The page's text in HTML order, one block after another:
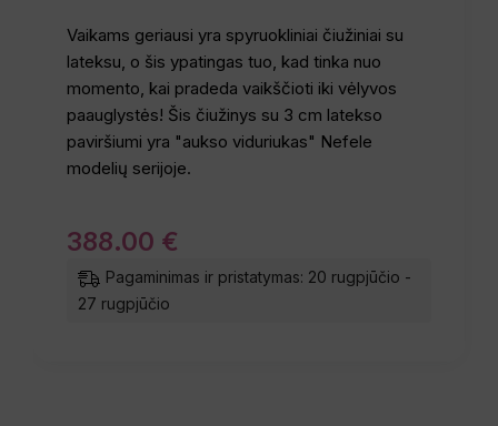
Vaikams geriausi yra spyruokliniai čiužiniai su
lateksu, o šis ypatingas tuo, kad tinka nuo
momento, kai pradeda vaikščioti iki vėlyvos
paauglystės! Šis čiužinys su 3 cm latekso
paviršiumi yra "aukso viduriukas" Nefele
modelių serijoje.
388.00 €
Pagaminimas ir pristatymas: 20 rugpjūčio -
27 rugpjūčio